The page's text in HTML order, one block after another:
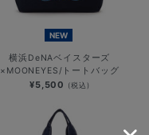
NEW
横浜DeNAベイスターズ
×MOONEYES/トートバッグ
¥5,500 (税込)